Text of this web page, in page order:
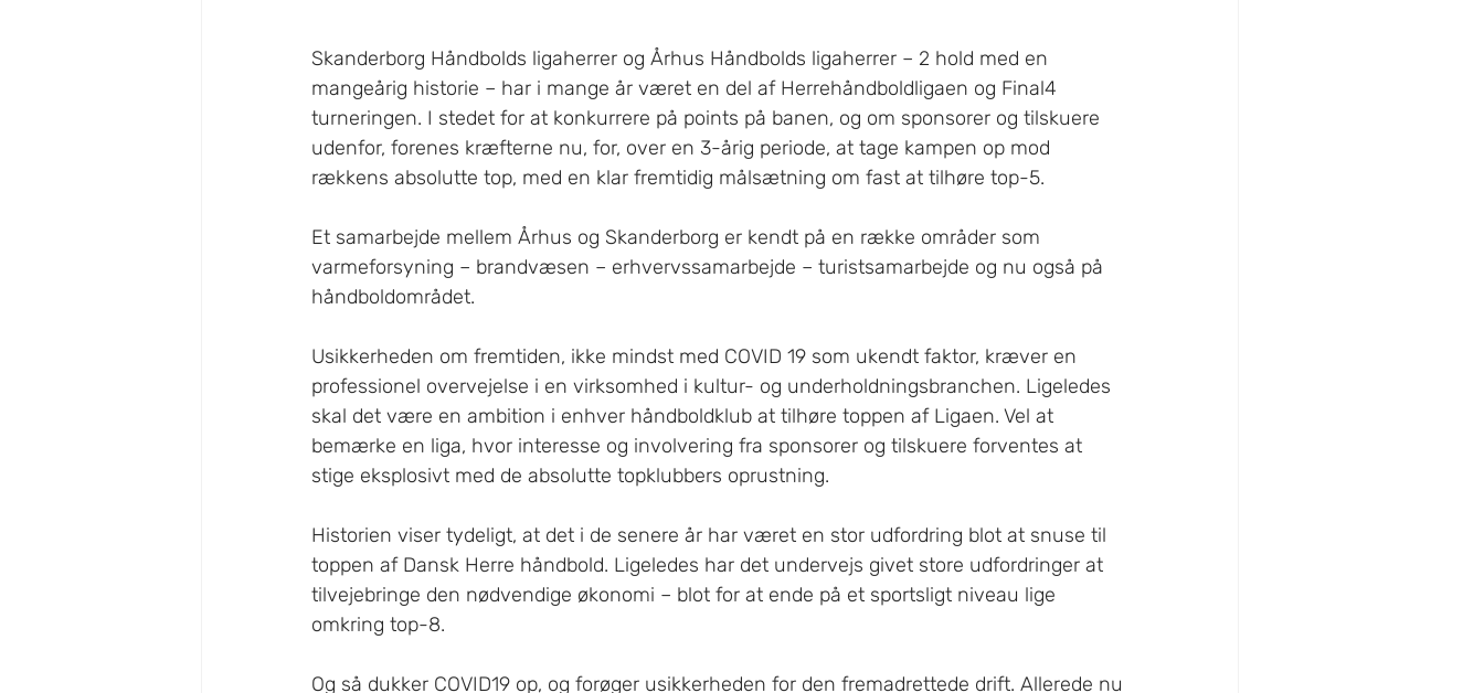
Skanderborg Håndbolds ligaherrer og Århus Håndbolds ligaherrer – 2 hold med en
mangeårig historie – har i mange år været en del af Herrehåndboldligaen og Final4
turneringen. I stedet for at konkurrere på points på banen, og om sponsorer og tilskuere
udenfor, forenes kræfterne nu, for, over en 3-årig periode, at tage kampen op mod
rækkens absolutte top, med en klar fremtidig målsætning om fast at tilhøre top-5.
Et samarbejde mellem Århus og Skanderborg er kendt på en række områder som
varmeforsyning – brandvæsen – erhvervssamarbejde – turistsamarbejde og nu også på
håndboldområdet.
Usikkerheden om fremtiden, ikke mindst med COVID 19 som ukendt faktor, kræver en
professionel overvejelse i en virksomhed i kultur- og underholdningsbranchen. Ligeledes
skal det være en ambition i enhver håndboldklub at tilhøre toppen af Ligaen. Vel at
bemærke en liga, hvor interesse og involvering fra sponsorer og tilskuere forventes at
stige eksplosivt med de absolutte topklubbers oprustning.
Historien viser tydeligt, at det i de senere år har været en stor udfordring blot at snuse til
toppen af Dansk Herre håndbold. Ligeledes har det undervejs givet store udfordringer at
tilvejebringe den nødvendige økonomi – blot for at ende på et sportsligt niveau lige
omkring top-8.
Og så dukker COVID19 op, og forøger usikkerheden for den fremadrettede drift. Allerede nu